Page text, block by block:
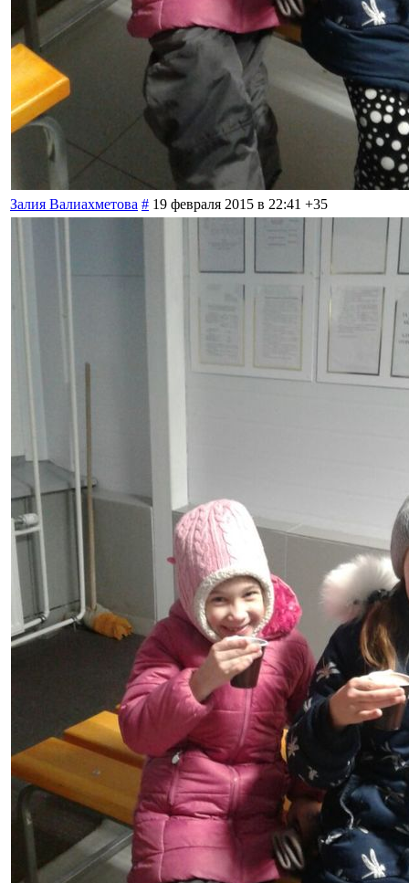
Залия Валиахметова # 19 февраля 2015 в 22:41 +35